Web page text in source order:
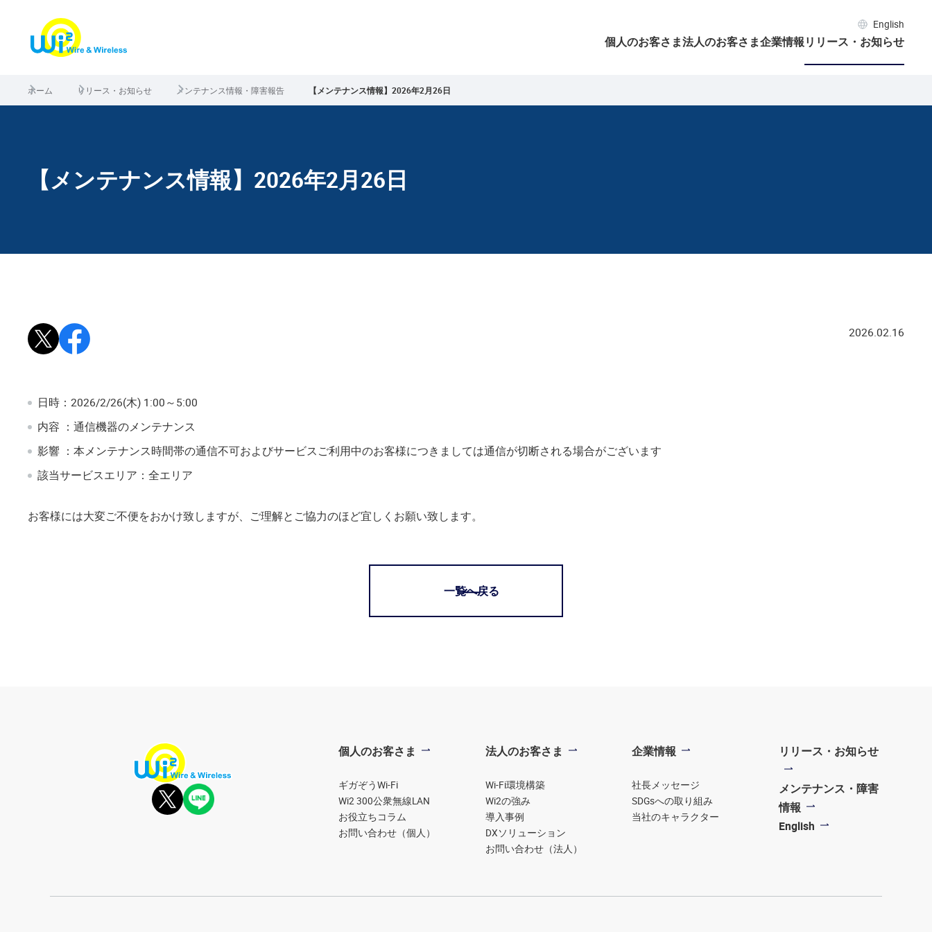
English
個人のお客さま法人のお客さま企業情報リリース・お知らせ
ホーム リリース・お知らせ メンテナンス情報・障害報告 【メンテナンス情報】2026年2月26日
【メンテナンス情報】2026年2月26日
Xで投稿Facebookでシェア 2026.02.16
日時：2026/2/26(木) 1:00～5:00
内容 ：通信機器のメンテナンス
影響 ：本メンテナンス時間帯の通信不可およびサービスご利用中のお客様につきましては通信が切断される場合がございます
該当サービスエリア：全エリア
お客様には大変ご不便をおかけ致しますが、ご理解とご協力のほど宜しくお願い致します。
一覧へ戻る
個人のお客さま
ギガぞうWi-Fi
Wi2 300公衆無線LAN
お役立ちコラム
お問い合わせ（個人）
法人のお客さま
Wi-Fi環境構築
Wi2の強み
導入事例
DXソリューション
お問い合わせ（法人）
企業情報
社長メッセージ
SDGsへの取り組み
当社のキャラクター
リリース・お知らせ
メンテナンス・障害
情報
English